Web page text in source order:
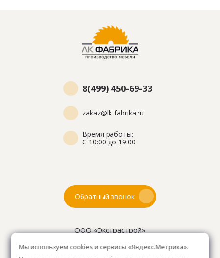
8(499) 450-69-33
zakaz@lk-fabrika.ru
Время работы:
С 10:00 до 19:00
Обратный звонок
ООО «Экстрастрой»
ОГРН 1157746804753
Мы используем cookies и сервисы «Яндекс.Метрика».